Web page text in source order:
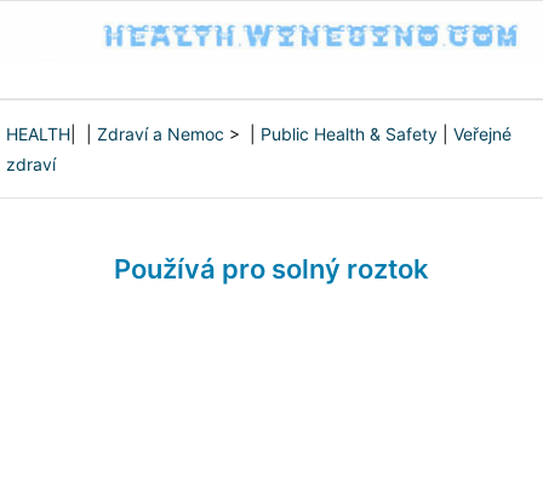
HEALTH Zdraví a Nemoc > | Public Health & Safety
Veřejné
zdraví
Používá pro solný roztok